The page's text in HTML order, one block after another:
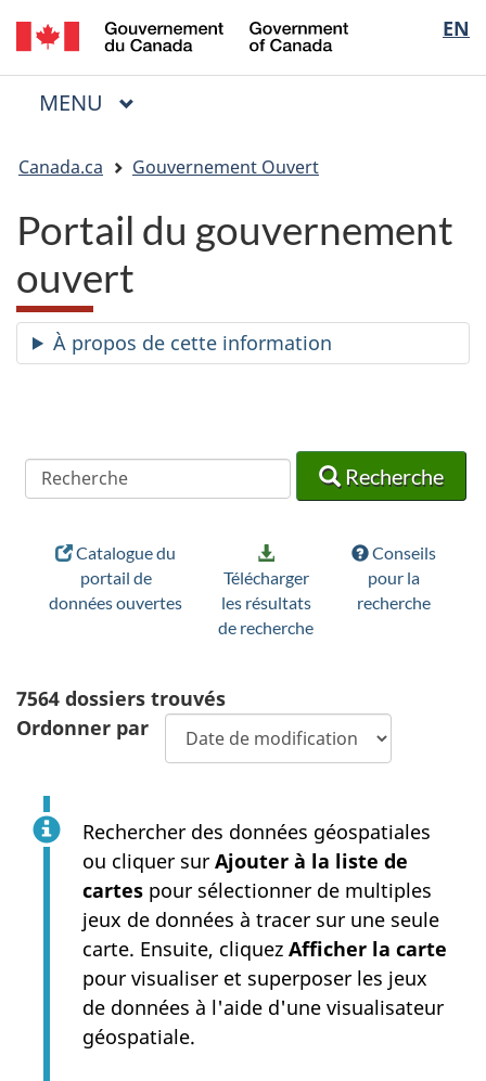
Passer
au
contenu
Passer
à
« Au
Passer
à
la
EN
of
Menu
MENU PRINCIPAL
êtes
ici
Canada.ca Gouvernement Ouvert
Portail du gouvernement
ouvert
À propos de cette information
Recherche
Recherche
Recherche
Catalogue du
portail de
données ouvertes
Télécharger
les résultats
de recherche
Conseils
pour la
recherche
7564 dossiers trouvés
Ordonner par
Rechercher des données géospatiales
ou cliquer sur Ajouter à la liste de
cartes pour sélectionner de multiples
jeux de données à tracer sur une seule
carte. Ensuite, cliquez Afficher la carte
pour visualiser et superposer les jeux
de données à l'aide d'une visualisateur
géospatiale.